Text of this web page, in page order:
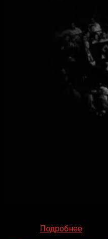
Подробнее